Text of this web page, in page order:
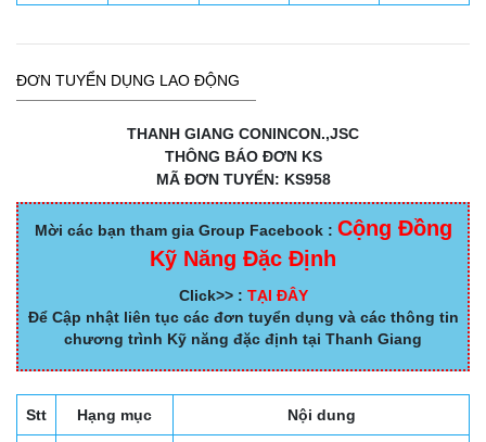
ĐƠN TUYỂN DỤNG LAO ĐỘNG
THANH GIANG CONINCON.,JSC
THÔNG BÁO ĐƠN KS
MÃ ĐƠN TUYỂN: KS958
Mời các bạn tham gia Group Facebook : Cộng Đồng
Kỹ Năng Đặc Định
Click>> : TẠI ĐÂY
Để Cập nhật liên tục các đơn tuyển dụng và các thông tin
chương trình Kỹ năng đặc định tại Thanh Giang
Stt Hạng mục Nội dung